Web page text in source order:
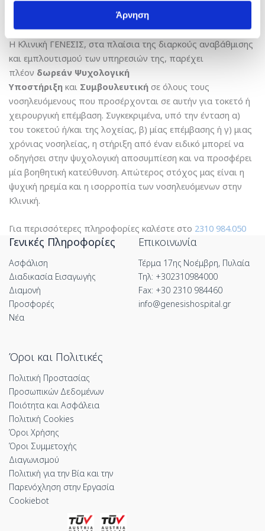
Άρνηση
Η Κλινική ΓΕΝΕΣΙΣ, στα πλαίσια της διαρκούς αναβάθμισης
και εμπλουτισμού των υπηρεσιών της, παρέχει
πλέον δωρεάν Ψυχολογική
Υποστήριξη και Συμβουλευτική σε όλους τους
νοσηλευόμενους που προσέρχονται σε αυτήν για τοκετό ή
χειρουργική επέμβαση. Συγκεκριμένα, υπό την ένταση α)
του τοκετού ή/και της λοχείας, β) μίας επέμβασης ή γ) μιας
χρόνιας νοσηλείας, η στήριξη από έναν ειδικό μπορεί να
οδηγήσει στην ψυχολογική αποσυμπίεση και να προσφέρει
μία βοηθητική κατεύθυνση. Απώτερος στόχος μας είναι η
ψυχική ηρεμία και η ισορροπία των νοσηλευόμενων στην
Κλινική.
Για περισσότερες πληροφορίες καλέστε στο 2310 984.050
Γενικές Πληροφορίες
Ασφάλιση
Διαδικασία Εισαγωγής
Διαμονή
Προσφορές
Νέα
Επικοινωνία
Τέρμα 17ης Νοέμβρη, Πυλαία
Τηλ: +302310984000
Fax: +30 2310 984460
info@genesishospital.gr
Όροι και Πολιτικές
Πολιτική Προστασίας
Προσωπικών Δεδομένων
Ποιότητα και Ασφάλεια
Πολιτική Cookies
Όροι Χρήσης
Όροι Συμμετοχής
Διαγωνισμού
Πολιτική για την Βία και την
Παρενόχληση στην Εργασία
Cookiebot